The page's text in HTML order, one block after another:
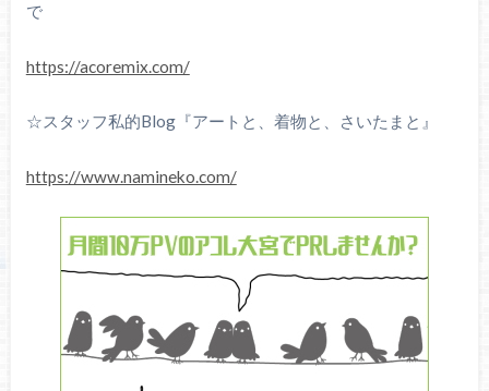
で
https://acoremix.com/
☆スタッフ私的Blog『アートと、着物と、さいたまと』
https://www.namineko.com/